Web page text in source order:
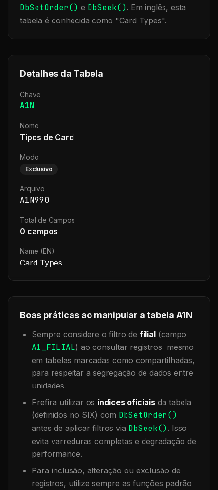
DbSetOrder() e DbSeek(). Em inglês, esta
tabela é conhecida como "Card Types".
Detalhes da Tabela
Chave
A1N
Nome
Tipos de Card
Modo
Exclusivo
Arquivo
A1N990
Total de Campos
0 campos
Name (EN)
Card Types
Boas práticas ao manipular a tabela A1N
Sempre considere o filtro de filial (campo
A1_FILIAL) ao consultar registros, mesmo
em tabelas marcadas como compartilhadas,
para respeitar a segregação de dados entre
unidades.
Prefira utilizar os índices oficiais da tabela
(definidos no SIX) com DbSetOrder()
antes de aplicar filtros via DbSeek(). Isso
evita varreduras completas e degradação de
performance.
Para inclusão, alteração ou exclusão de
registros, utilize sempre as funções padrão